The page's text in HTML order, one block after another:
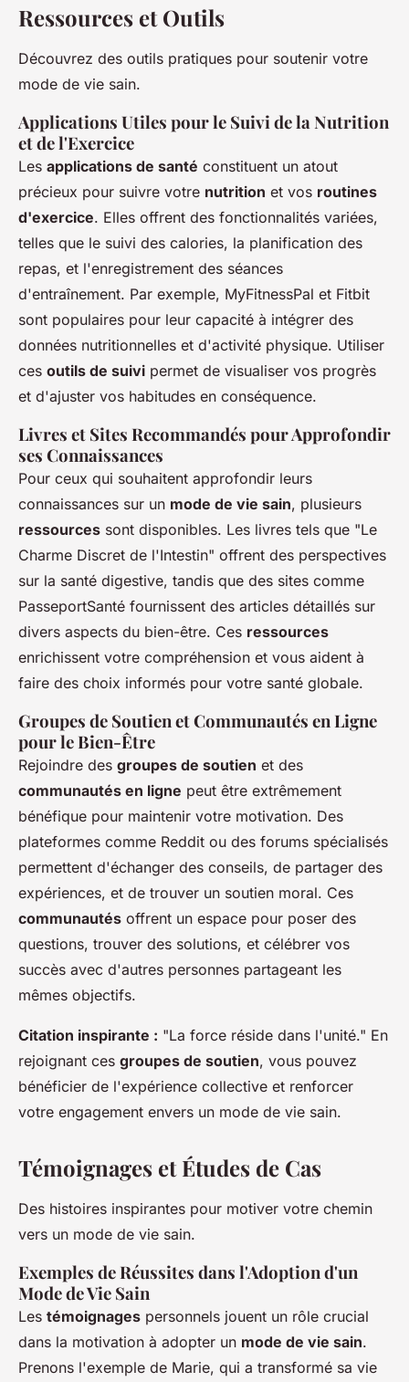
Ressources et Outils
Découvrez des outils pratiques pour soutenir votre
mode de vie sain.
Applications Utiles pour le Suivi de la Nutrition
et de l'Exercice
Les applications de santé constituent un atout
précieux pour suivre votre nutrition et vos routines
d'exercice. Elles offrent des fonctionnalités variées,
telles que le suivi des calories, la planification des
repas, et l'enregistrement des séances
d'entraînement. Par exemple, MyFitnessPal et Fitbit
sont populaires pour leur capacité à intégrer des
données nutritionnelles et d'activité physique. Utiliser
ces outils de suivi permet de visualiser vos progrès
et d'ajuster vos habitudes en conséquence.
Livres et Sites Recommandés pour Approfondir
ses Connaissances
Pour ceux qui souhaitent approfondir leurs
connaissances sur un mode de vie sain, plusieurs
ressources sont disponibles. Les livres tels que "Le
Charme Discret de l'Intestin" offrent des perspectives
sur la santé digestive, tandis que des sites comme
PasseportSanté fournissent des articles détaillés sur
divers aspects du bien-être. Ces ressources
enrichissent votre compréhension et vous aident à
faire des choix informés pour votre santé globale.
Groupes de Soutien et Communautés en Ligne
pour le Bien-Être
Rejoindre des groupes de soutien et des
communautés en ligne peut être extrêmement
bénéfique pour maintenir votre motivation. Des
plateformes comme Reddit ou des forums spécialisés
permettent d'échanger des conseils, de partager des
expériences, et de trouver un soutien moral. Ces
communautés offrent un espace pour poser des
questions, trouver des solutions, et célébrer vos
succès avec d'autres personnes partageant les
mêmes objectifs.
Citation inspirante : "La force réside dans l'unité." En
rejoignant ces groupes de soutien, vous pouvez
bénéficier de l'expérience collective et renforcer
votre engagement envers un mode de vie sain.
Témoignages et Études de Cas
Des histoires inspirantes pour motiver votre chemin
vers un mode de vie sain.
Exemples de Réussites dans l'Adoption d'un
Mode de Vie Sain
Les témoignages personnels jouent un rôle crucial
dans la motivation à adopter un mode de vie sain.
Prenons l'exemple de Marie, qui a transformé sa vie